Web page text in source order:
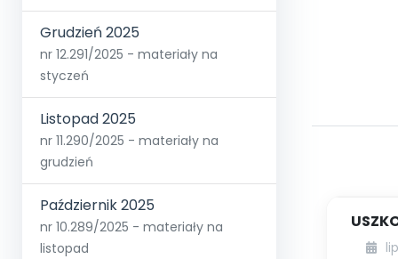
Grudzień 2025
nr 12.291/2025 - materiały na
styczeń
Listopad 2025
nr 11.290/2025 - materiały na
grudzień
Październik 2025
nr 10.289/2025 - materiały na
listopad